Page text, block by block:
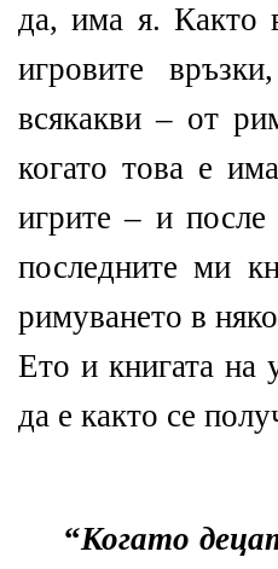
да, има я. Както
игровите
всякакви – от
когато това е
игрите – и
последните ми
римуването в
Ето и книгата на
да е както се
“Когато